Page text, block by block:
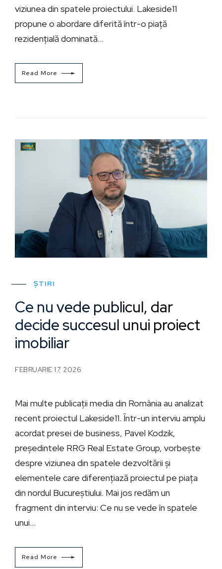
viziunea din spatele proiectului. Lakeside11
propune o abordare diferită într-o piață
rezidențială dominată...
Read More
ȘTIRI
Ce nu vede publicul, dar
decide succesul unui proiect
imobiliar
FEBRUARIE 17, 2026
Mai multe publicații media din România au analizat
recent proiectul Lakeside11. Într-un interviu amplu
acordat presei de business, Pavel Kodzik,
președintele RRG Real Estate Group, vorbește
despre viziunea din spatele dezvoltării și
elementele care diferențiază proiectul pe piața
din nordul Bucureștiului. Mai jos redăm un
fragment din interviu: Ce nu se vede în spatele
unui...
Read More